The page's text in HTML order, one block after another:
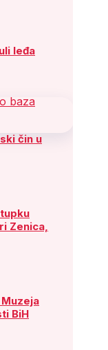
leđa
čin u
Zenica,
BiH